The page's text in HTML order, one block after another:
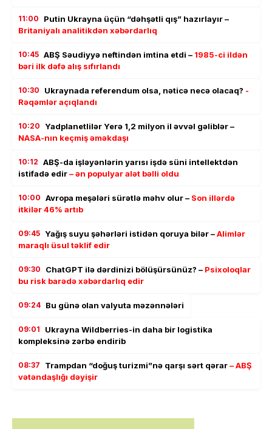
11:00
Putin Ukrayna üçün “dəhşətli qış” hazırlayır –
Britaniyalı analitikdən xəbərdarlıq
10:45 ABŞ Səudiyyə neftindən imtina etdi – 1985-ci ildən
bəri ilk dəfə alış sıfırlandı
10:30 Ukraynada referendum olsa, nəticə necə olacaq? -
Rəqəmlər açıqlandı
10:20 Yadplanetlilər Yerə 1,2 milyon il əvvəl gəliblər –
NASA-nın keçmiş əməkdaşı
10:12 ABŞ-da işləyənlərin yarısı işdə süni intellektdən
istifadə edir– ən populyar alət bəlli oldu
10:00 Avropa meşələri sürətlə məhv olur – Son illərdə
itkilər 46% artıb
09:45 Yağış suyu şəhərləri istidən qoruya bilər –Alimlər
maraqlı üsul təklif edir
09:30 ChatGPT ilə dərdinizi bölüşürsünüz? – Psixoloqlar
bu risk barədə xəbərdarlıq edir
09:24 Bu günə olan valyuta məzənnələri
09:01
Ukrayna Wildberries-in daha bir logistika
kompleksinə zərbə endirib
08:37 Trampdan “doğuş turizmi”nə qarşı sərt qərar– ABŞ
vətəndaşlığı dəyişir